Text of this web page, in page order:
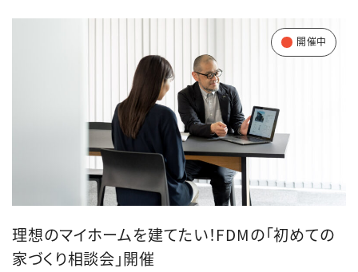
開催中
理想のマイホームを建てたい！FDMの「初めての
家づくり相談会」開催